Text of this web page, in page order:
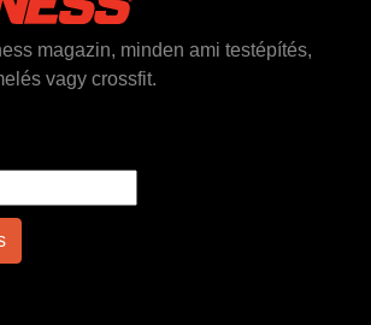
magazin, minden ami testépítés,
vagy crossfit.